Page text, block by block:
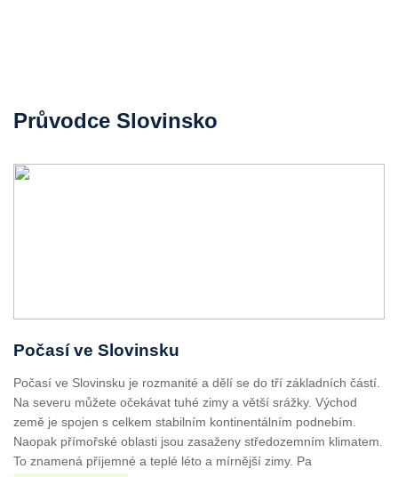
Průvodce Slovinsko
Počasí ve Slovinsku
Počasí ve Slovinsku je rozmanité a dělí se do tří základních částí.
Na severu můžete očekávat tuhé zimy a větší srážky. Východ
země je spojen s celkem stabilním kontinentálním podnebím.
Naopak přímořské oblasti jsou zasaženy středozemním klimatem.
To znamená příjemné a teplé léto a mírnější zimy. Pa